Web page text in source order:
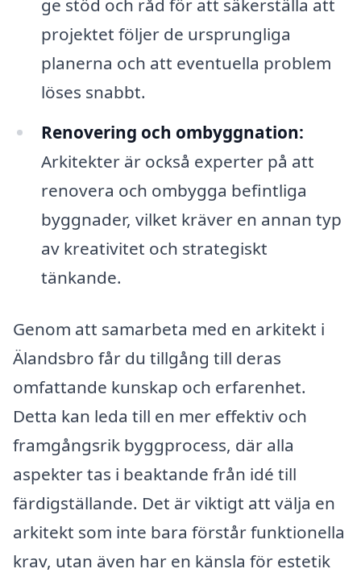
ge stöd och råd för att säkerställa att
projektet följer de ursprungliga
planerna och att eventuella problem
löses snabbt.
Renovering och ombyggnation:
Arkitekter är också experter på att
renovera och ombygga befintliga
byggnader, vilket kräver en annan typ
av kreativitet och strategiskt
tänkande.
Genom att samarbeta med en arkitekt i
Älandsbro får du tillgång till deras
omfattande kunskap och erfarenhet.
Detta kan leda till en mer effektiv och
framgångsrik byggprocess, där alla
aspekter tas i beaktande från idé till
färdigställande. Det är viktigt att välja en
arkitekt som inte bara förstår funktionella
krav, utan även har en känsla för estetik